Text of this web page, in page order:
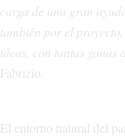
carga de una gran
también por el
ideas, con tantas ganas
Fabrizio.
El entorno natural del